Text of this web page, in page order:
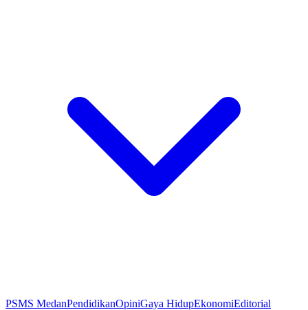
PSMS MedanPendidikanOpiniGaya HidupEkonomiEditorial